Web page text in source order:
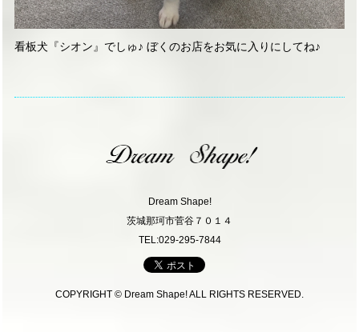
看板犬『シオン』でしゅ♪ ぼくのお店をお気に入りにしてね♪
Dream Shape!
茨城那珂市菅谷７０１４
TEL:029-295-7844
COPYRIGHT © Dream Shape! ALL RIGHTS RESERVED.